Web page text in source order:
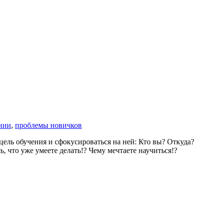
, проблемы новичков
обучения и сфокусироваться на ней: Кто вы? Откуда?
уже умеете делать!? Чему мечтаете научиться!?